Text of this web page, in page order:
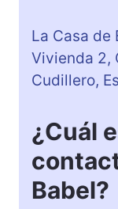
La Casa de
Vivienda 2,
Cudillero,
¿Cuál
Babel?